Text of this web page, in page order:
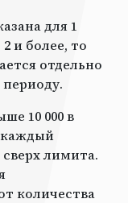
для 1
и более, то
отдельно
10 000 в
каждый
лимита.
количества